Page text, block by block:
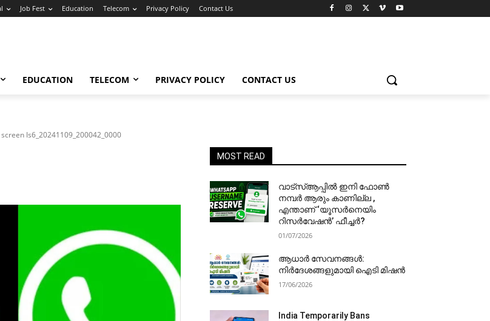
Job Fest Education Telecom Privacy Policy Contact Us
EDUCATION TELECOM PRIVACY POLICY CONTACT US
Is6_20241109_200042_0000
MOST READ
വാട്‌സ്ആപ്പിൽ ഇനി ഫോൺ
നമ്പർ ആരും കാണില്ല ,
എന്താണ് ‘യൂസർനെയിം
റിസർവേഷൻ’ ഫീച്ചർ?
01/07/2026
ആധാർ സേവനങ്ങൾ:
നിർദേശങ്ങളുമായി ഐടി മിഷൻ
17/06/2026
India Temporarily Bans